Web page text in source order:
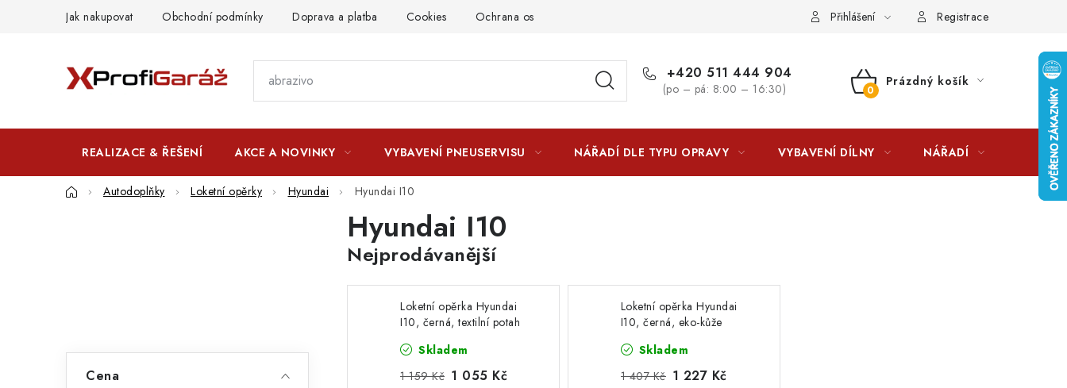
Jak nakupovat Obchodní podmínky Doprava a platba Cookies Ochrana osobních údajú LICENCE K FOTOGRAFIÍM Doplňkové služby
Přihlášení Registrace
+420 511 444 904
(po – pá: 8:00 – 16:30)
NÁKUPNÍ
Prázdný košík
REALIZACE & ŘEŠENÍ AKCE A NOVINKY VYBAVENÍ PNEUSERVISU NÁŘADÍ DLE TYPU OPRAVY VYBAVENÍ DÍLNY NÁŘADÍ
DomůAutodoplňky Loketní opěrky Hyundai Hyundai I10
r
Cena
Hyundai I10
Nejprodávanější
Loketní opěrka Hyundai
I10, černá, textilní potah
Skladem
1 159 Kč 1 055 Kč
Loketní opěrka Hyundai
I10, černá, eko-kůže
Skladem
1 407 Kč 1 227 Kč